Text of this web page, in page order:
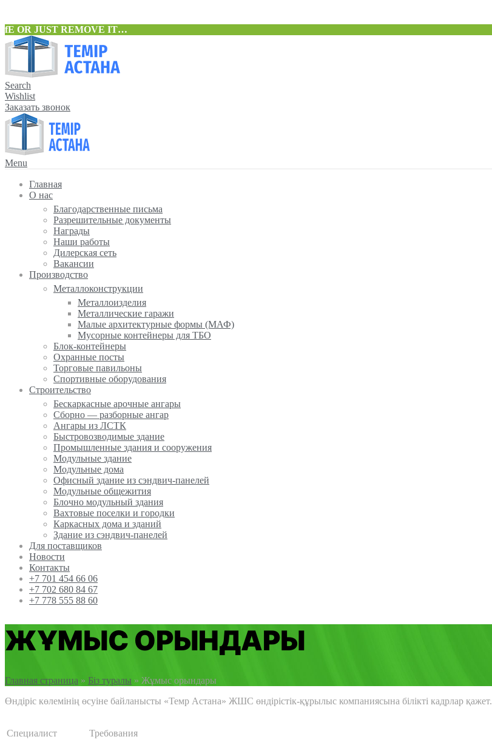
fE OR JUST REMOVE IT…
Search
Wishlist
Заказать звонок
Menu
Главная
О нас
Благодарственные письма
Разрешительные документы
Награды
Наши работы
Дилерская сеть
Вакансии
Производство
Металлоконструкции
Металлоизделия
Металлические гаражи
Малые архитектурные формы (МАФ)
Мусорные контейнеры для ТБО
Блок-контейнеры
Охранные посты
Торговые павильоны
Спортивные оборудования
Строительство
Бескаркасные арочные ангары
Сборно — разборные ангар
Ангары из ЛСТК
Быстровозводимые здание
Промышленные здания и сооружения
Модульные здание
Модульные дома
Офисный здание из сэндвич-панелей
Модульные общежития
Блочно модульный здания
Вахтовые поселки и городки
Каркасных дома и зданий
Здание из сэндвич-панелей
Для поставщиков
Новости
Контакты
+7 701 454 66 06
+7 702 680 84 67
+7 778 555 88 60
ЖҰМЫС ОРЫНДАРЫ
Главная страница » Біз туралы » Жұмыс орындары
Өндіріс көлемінің өсуіне байланысты «Темр Астана» ЖШС өндірістік-құрылыс компаниясына білікті кадрлар қажет.
Специалист Требования